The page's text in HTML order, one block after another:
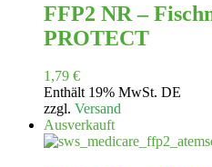
FFP2 NR –
PROTECT
1,79 €
Enthält 19% MwSt. DE
zzgl. Versand
Ausverkauft